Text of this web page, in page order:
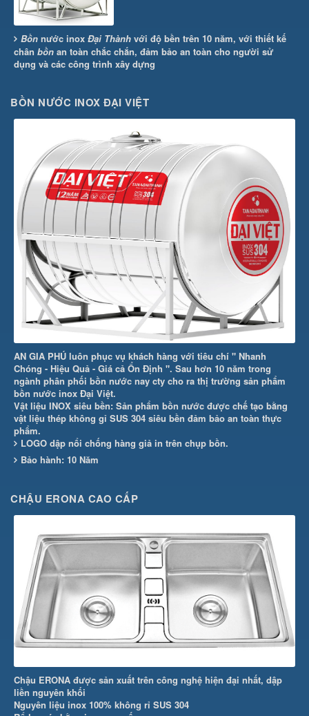
Bồn nước inox Đại Thành với độ bền trên 10 năm, với thiết kế
chân bồn an toàn chắc chắn, đảm bảo an toàn cho người sử
dụng và các công trình xây dựng
BỒN NƯỚC INOX ĐẠI VIỆT
AN GIA PHÚ luôn phục vụ khách hàng với tiêu chí " Nhanh
Chóng - Hiệu Quả - Giá cả Ổn Định ". Sau hơn 10 năm trong
ngành phân phối bồn nước nay cty cho ra thị trường sản phẩm
bồn nước inox Đại Việt.
Vật liệu INOX siêu bền: Sản phẩm bồn nước được chế tạo bằng
vật liệu thép không gỉ SUS 304 siêu bền đảm bảo an toàn thực
phẩm.
LOGO dập nổi chống hàng giả in trên chụp bồn.
Bảo hành: 10 Năm
CHẬU ERONA CAO CẤP
Chậu ERONA được sản xuất trên công nghệ hiện đại nhất, dập
liền nguyên khối
Nguyên liệu inox 100% không rỉ SUS 304